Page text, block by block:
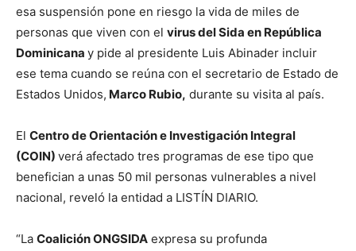
esa suspensión pone en riesgo la vida de miles de
personas que viven con el virus del Sida en República
Dominicana y pide al presidente Luis Abinader incluir
ese tema cuando se reúna con el secretario de Estado de
Estados Unidos, Marco Rubio, durante su visita al país.
El Centro de Orientación e Investigación Integral
(COIN) verá afectado tres programas de ese tipo que
benefician a unas 50 mil personas vulnerables a nivel
nacional, reveló la entidad a LISTÍN DIARIO.
“La Coalición ONGSIDA expresa su profunda